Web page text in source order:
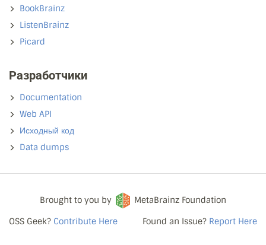
BookBrainz
ListenBrainz
Picard
Разработчики
Documentation
Web API
Исходный код
Data dumps
OSS Geek? Contribute Here
Brought to you by
MetaBrainz Foundation
Found an Issue? Report Here